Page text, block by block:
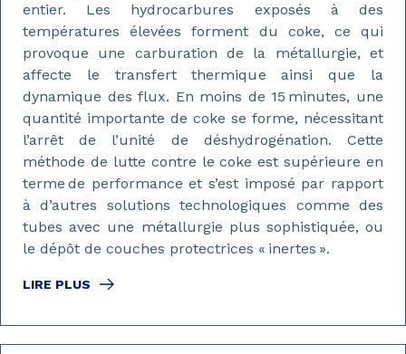
LIRE PLUS
entier. Les hydrocarbures exposés à des
températures élevées forment du coke, ce qui
provoque une carburation de la métallurgie, et
affecte le transfert thermique ainsi que la
dynamique des flux. En moins de 15 minutes, une
quantité importante de coke se forme, nécessitant
l’arrêt de l’unité de déshydrogénation. Cette
méthode de lutte contre le coke est supérieure en
terme de performance et s’est imposé par rapport
à d’autres solutions technologiques comme des
tubes avec une métallurgie plus sophistiquée, ou
le dépôt de couches protectrices « inertes ».